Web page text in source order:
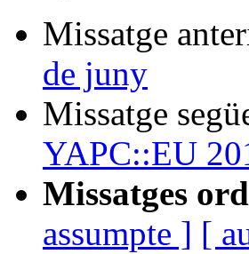
Missatge
de juny
Missatge
YAPC::EU
Missatges
assumpte ] [